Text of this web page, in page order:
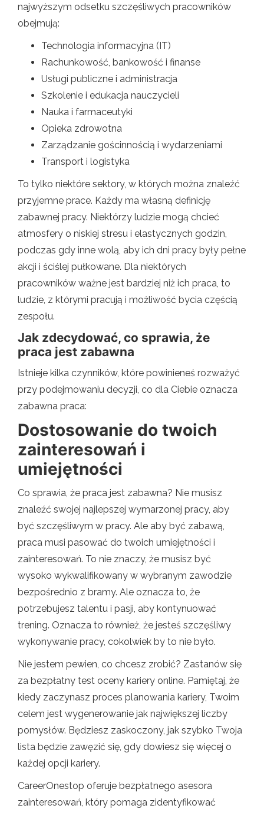
najwyższym odsetku szczęśliwych pracowników
obejmują:
Technologia informacyjna (IT)
Rachunkowość, bankowość i finanse
Usługi publiczne i administracja
Szkolenie i edukacja nauczycieli
Nauka i farmaceutyki
Opieka zdrowotna
Zarządzanie gościnnością i wydarzeniami
Transport i logistyka
To tylko niektóre sektory, w których można znaleźć
przyjemne prace. Każdy ma własną definicję
zabawnej pracy. Niektórzy ludzie mogą chcieć
atmosfery o niskiej stresu i elastycznych godzin,
podczas gdy inne wolą, aby ich dni pracy były pełne
akcji i ściślej pułkowane. Dla niektórych
pracowników ważne jest bardziej niż ich praca, to
ludzie, z którymi pracują i możliwość bycia częścią
zespołu.
Jak zdecydować, co sprawia, że ​​
praca jest zabawna
Istnieje kilka czynników, które powinieneś rozważyć
przy podejmowaniu decyzji, co dla Ciebie oznacza
zabawna praca:
Dostosowanie do twoich
zainteresowań i
umiejętności
Co sprawia, że ​​praca jest zabawna? Nie musisz
znaleźć swojej najlepszej wymarzonej pracy, aby
być szczęśliwym w pracy. Ale aby być zabawą,
praca musi pasować do twoich umiejętności i
zainteresowań. To nie znaczy, że musisz być
wysoko wykwalifikowany w wybranym zawodzie
bezpośrednio z bramy. Ale oznacza to, że
potrzebujesz talentu i pasji, aby kontynuować
trening. Oznacza to również, że jesteś szczęśliwy
wykonywanie pracy, cokolwiek by to nie było.
Nie jestem pewien, co chcesz zrobić? Zastanów się
za bezpłatny test oceny kariery online. Pamiętaj, że
kiedy zaczynasz proces planowania kariery, Twoim
celem jest wygenerowanie jak największej liczby
pomysłów. Będziesz zaskoczony, jak szybko Twoja
lista będzie zawęzić się, gdy dowiesz się więcej o
każdej opcji kariery.
CareerOnestop oferuje bezpłatnego asesora
zainteresowań, który pomaga zidentyfikować